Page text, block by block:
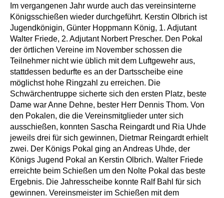
Im vergangenen Jahr wurde auch das vereinsinterne
Königsschießen wieder durchgeführt. Kerstin Olbrich ist
Jugendkönigin, Günter Hoppmann König, 1. Adjutant
Walter Friede, 2. Adjutant Norbert Prescher. Den Pokal
der örtlichen Vereine im November schossen die
Teilnehmer nicht wie üblich mit dem Luftgewehr aus,
stattdessen bedurfte es an der Dartsscheibe eine
möglichst hohe Ringzahl zu erreichen. Die
Schwärchentruppe sicherte sich den ersten Platz, beste
Dame war Anne Dehne, bester Herr Dennis Thom. Von
den Pokalen, die die Vereinsmitglieder unter sich
ausschießen, konnten Sascha Reingardt und Ria Uhde
jeweils drei für sich gewinnen, Dietmar Reingardt erhielt
zwei. Der Königs Pokal ging an Andreas Uhde, der
Königs Jugend Pokal an Kerstin Olbrich. Walter Friede
erreichte beim Schießen um den Nolte Pokal das beste
Ergebnis. Die Jahresscheibe konnte Ralf Bahl für sich
gewinnen. Vereinsmeister im Schießen mit dem